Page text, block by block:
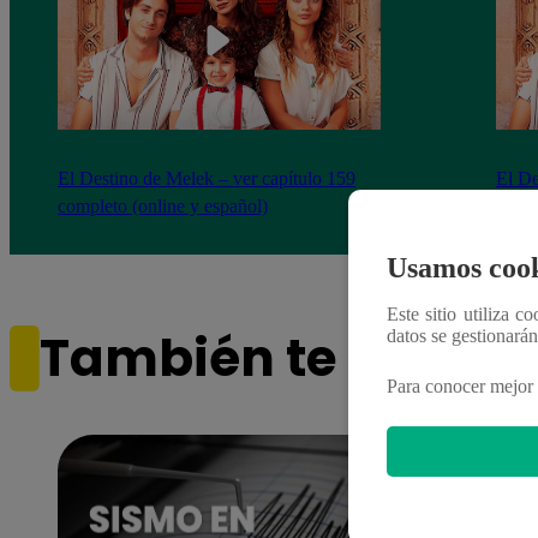
El Destino de Melek – ver capítulo 159
completo (online y español)
El
También te puede
Usamos
Este sitio utiliza
datos se
Para conocer